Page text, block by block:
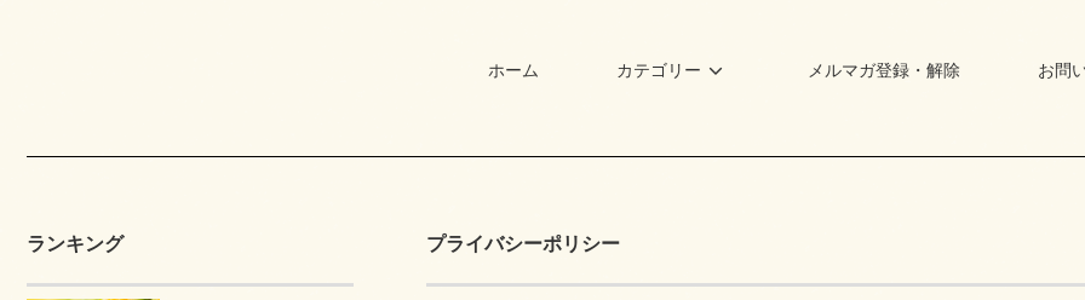
ホーム カテゴリー メルマガ登録・解除 お問
ランキング プライバシーポリシー